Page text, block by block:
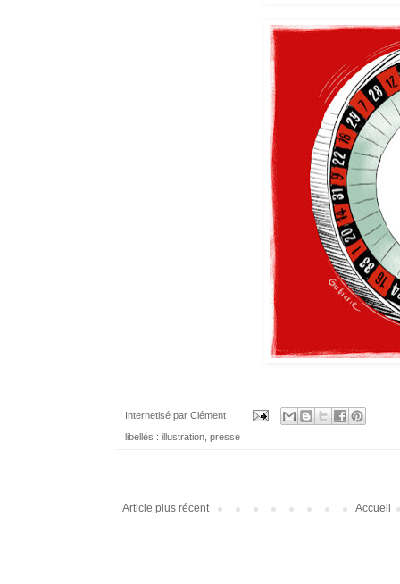
Internetisé par Clément
libellés : illustration presse
Article plus récent Accueil